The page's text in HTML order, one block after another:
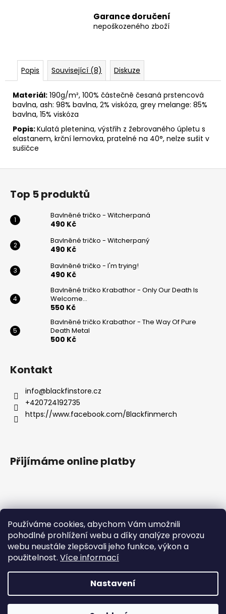
Používáme cookies, abychom Vám umožnili
pohodlné prohlížení webu a díky analýze provozu
webu neustále zlepšovali jeho funkce, výkon a
použitelnost. Více informací
Nastavení
Milí zákazníci, velice Vás prosíme, abyste objednávky, které
chcete doručit po ČR, platili pouze v českých korunách. Při
platbě v eurech tato úhrada způsobuje chybu a nelze
Garance doručení
nepoškozeného zboží
Popis Související (8) Diskuze
Materiál: 190g/m², 100% částečně česaná prstencová
bavlna, ash: 98% bavlna, 2% viskóza, grey melange: 85%
bavlna, 15% viskóza
Popis:Kulatá pletenina, výstřih z žebrovaného úpletu s
elastanem, krční lemovka, pratelné na 40°, nelze sušit v
sušičce
Z
Top 5 produktů
Bavlněné tričko - Witcherpaná
490 Kč
Bavlněné tričko - Witcherpaný
490 Kč
Bavlněné tričko - I'm trying!
490 Kč
Bavlněné tričko Krabathor - Only Our Death Is
Welcome...
550 Kč
Bavlněné tričko Krabathor - The Way Of Pure
Death Metal
500 Kč
Kontakt
info@blackfinstore.cz
+420724192735
https://www.facebook.com/Blackfinmerch
Přijímáme online platby
Základní zásady ochrany osobních údajů |
Všeobecné obchodní podmínky |
Správná péče o potisk |
Copyright 2026Blackfin Merchandise. Všechna práva